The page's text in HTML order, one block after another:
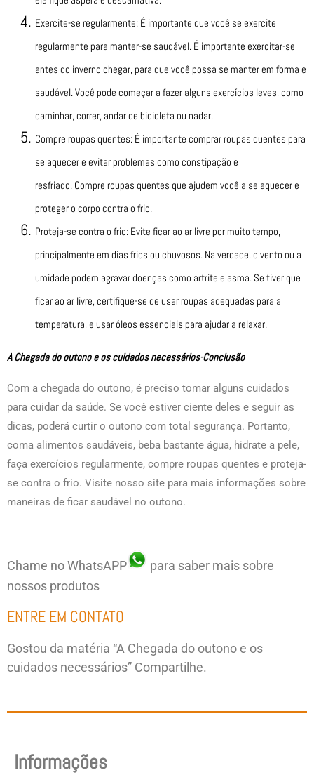
Exercite-se regularmente: É importante que você se exercite
regularmente para manter-se saudável. É importante exercitar-se
antes do inverno chegar, para que você possa se manter em forma e
saudável. Você pode começar a fazer alguns exercícios leves, como
caminhar, correr, andar de bicicleta ou nadar.
Compre roupas quentes: É importante comprar roupas quentes para
se aquecer e evitar problemas como constipação e
resfriado. Compre roupas quentes que ajudem você a se aquecer e
proteger o corpo contra o frio.
Proteja-se contra o frio: Evite ficar ao ar livre por muito tempo,
principalmente em dias frios ou chuvosos. Na verdade, o vento ou a
umidade podem agravar doenças como artrite e asma. Se tiver que
ficar ao ar livre, certifique-se de usar roupas adequadas para a
temperatura, e usar óleos essenciais para ajudar a relaxar.
A Chegada do outono e os cuidados necessários-Conclusão
Com a chegada do outono, é preciso tomar alguns cuidados
para cuidar da saúde. Se você estiver ciente deles e seguir as
dicas, poderá curtir o outono com total segurança. Portanto,
coma alimentos saudáveis, beba bastante água, hidrate a pele,
faça exercícios regularmente, compre roupas quentes e proteja-
se contra o frio. Visite nosso site para mais informações sobre
maneiras de ficar saudável no outono.
Chame no WhatsAPP
para saber mais sobre
nossos produtos
ENTRE EM CONTATO
Gostou da matéria “A Chegada do outono e os
cuidados necessários” Compartilhe.
Informações